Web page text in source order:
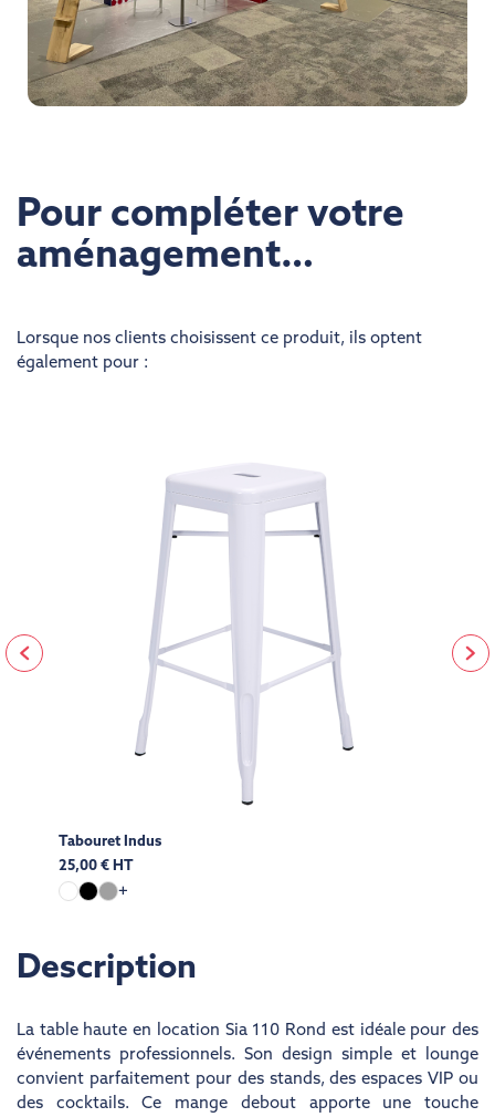
Pour compléter votre
aménagement…
Lorsque nos clients choisissent ce produit, ils optent
également pour :
Tabouret Indus
25,00 € HT
+
Description
La table haute en location Sia 110 Rond est idéale pour des
événements professionnels. Son design simple et lounge
convient parfaitement pour des stands, des espaces VIP ou
des cocktails. Ce mange debout apporte une touche